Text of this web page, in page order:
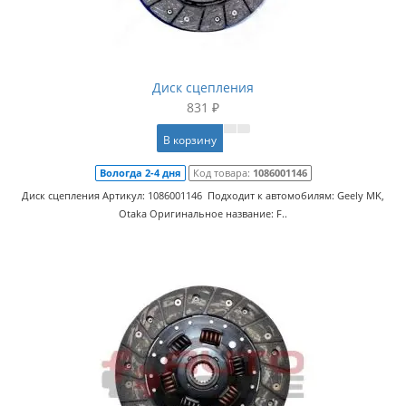
Диск сцепления
831 ₽
В корзину
Вологда 2-4 дня Код товара: 1086001146
Диск сцепления Артикул: 1086001146 Подходит к автомобилям: Geely MK,
Otaka Оригинальное название: F..